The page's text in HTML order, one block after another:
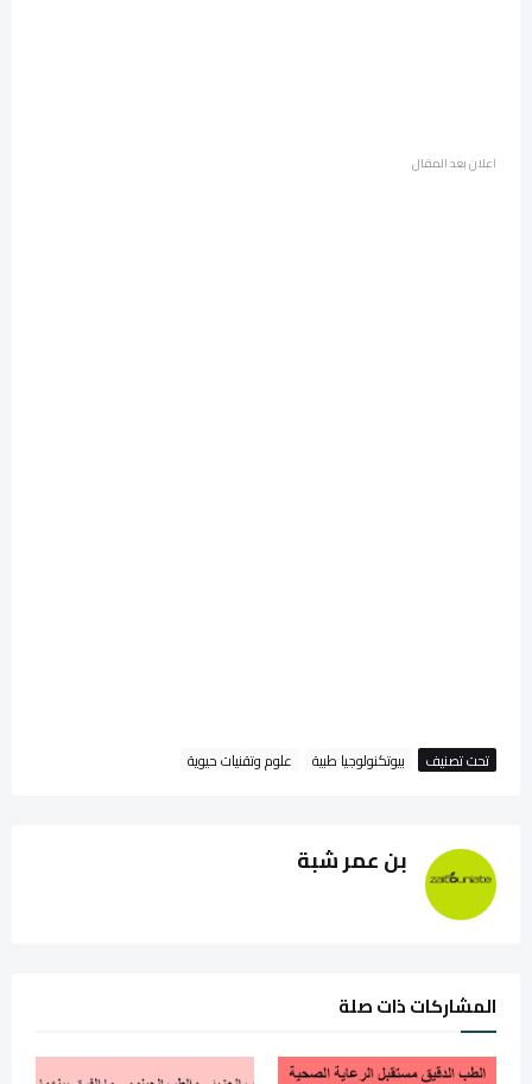
اعلان بعد المقال
تحت تصنيف بيوتكنولوجيا طبية علوم وتقنيات حيوية
بن عمر شبة
المشاركات ذات صلة